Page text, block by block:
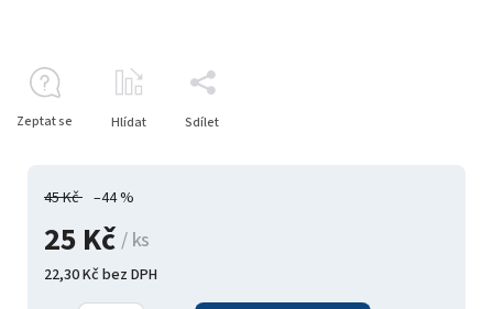
45 Kč –44 %
25 Kč/ ks
22,30 Kč bez DPH
Zeptat se Hlídat Sdílet